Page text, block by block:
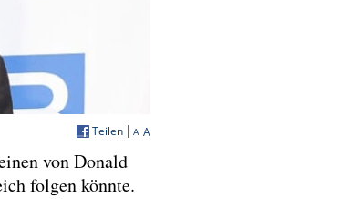
A
A
Teilen
von Donald
folgen könnte.